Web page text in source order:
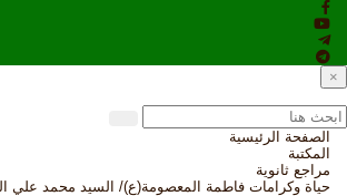
×
الصفحة الرئيسية
المكتبة
مراجع ثانوية
حياة وكرامات فاطمة المعصومة(ع)/ السيد محمد علي